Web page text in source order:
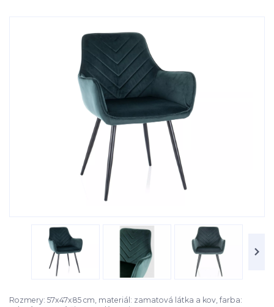
Rozmery: 57x47x85 cm, materiál: zamatová látka a kov, farba: